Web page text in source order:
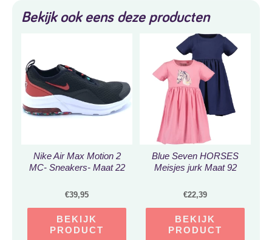
Bekijk ook eens deze producten
Nike Air Max Motion 2
MC- Sneakers- Maat 22
€39,95
BEKIJK
PRODUCT
Blue Seven HORSES
Meisjes jurk Maat 92
€22,39
BEKIJK
PRODUCT